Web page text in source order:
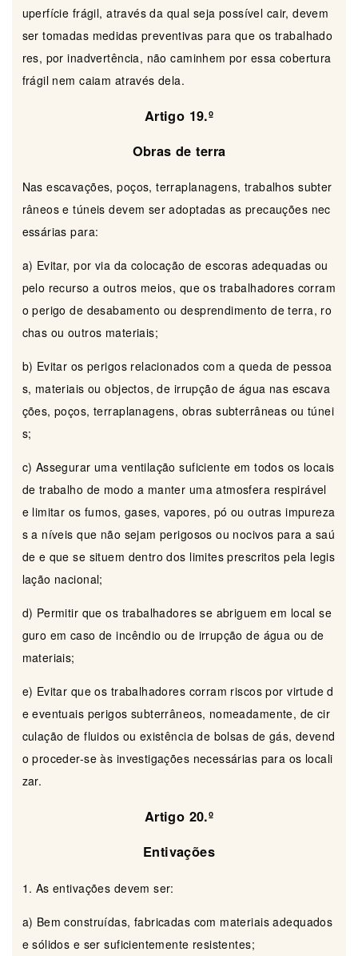
uperfície frágil, através da qual seja possível cair, devem
ser tomadas medidas preventivas para que os trabalhado
res, por inadvertência, não caminhem por essa cobertura
frágil nem caiam através dela.
Artigo 19.º
Obras de terra
Nas escavações, poços, terraplanagens, trabalhos subter
râneos e túneis devem ser adoptadas as precauções nec
essárias para:
a) Evitar, por via da colocação de escoras adequadas ou
pelo recurso a outros meios, que os trabalhadores corram
o perigo de desabamento ou desprendimento de terra, ro
chas ou outros materiais;
b) Evitar os perigos relacionados com a queda de pessoa
s, materiais ou objectos, de irrupção de água nas escava
ções, poços, terraplanagens, obras subterrâneas ou túnei
s;
c) Assegurar uma ventilação suficiente em todos os locais
de trabalho de modo a manter uma atmosfera respirável
e limitar os fumos, gases, vapores, pó ou outras impureza
s a níveis que não sejam perigosos ou nocivos para a saú
de e que se situem dentro dos limites prescritos pela legis
lação nacional;
d) Permitir que os trabalhadores se abriguem em local se
guro em caso de incêndio ou de irrupção de água ou de
materiais;
e) Evitar que os trabalhadores corram riscos por virtude d
e eventuais perigos subterrâneos, nomeadamente, de cir
culação de fluidos ou existência de bolsas de gás, devend
o proceder-se às investigações necessárias para os locali
zar.
Artigo 20.º
Entivações
1. As entivações devem ser:
a) Bem construídas, fabricadas com materiais adequados
e sólidos e ser suficientemente resistentes;